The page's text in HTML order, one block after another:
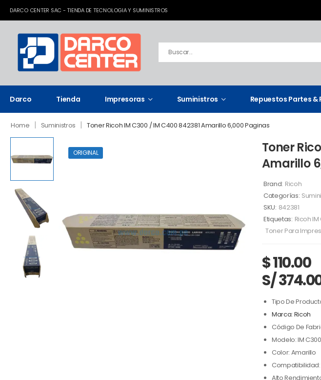
DARCO CENTER SAC - TIENDA DE TECNOLOGIA Y SUMINISTROS
Darco Tienda Impresoras Suministros Repuestos Partes &
Home | Suministros | Toner Ricoh IM C300 / IM C400 842381 Amarillo 6,000 Paginas
ORIGINAL
Toner
Amarillo
Brand: Ricoh
Categorías:
SKU: 842381
Etiquetas: Ricoh
Toner Para
$110.00
S/
Tipo De
Marca: Ricoh
Código De
Modelo: IM
Color: Amarillo
Compatibilidad:
Alto